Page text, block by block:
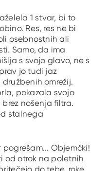
1 stvar, bi to
Res, res ne bi
osebnostnih ali
Samo, da ima
s svojo glavo, ne s
jo tudi jaz
omrežij.
pokazala svojo
nošenja filtra.
stalnega
pogrešam... Objemčki!
od otrok na poletnih
do tebe, roke